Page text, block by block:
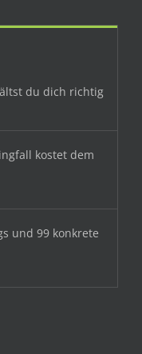
du dich richtig
kostet dem
und 99 konkrete